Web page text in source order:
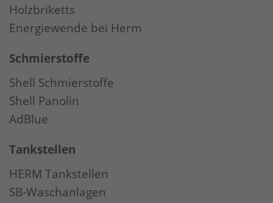
Holzbriketts
Energiewende bei Herm
Schmierstoffe
Shell Schmierstoffe
Shell Panolin
AdBlue
Tankstellen
HERM Tankstellen
SB-Waschanlagen